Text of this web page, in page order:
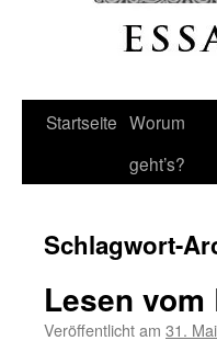
Startseite Worum
geht’s?
Schlagwort-
Lesen vom
Veröffentlicht am 31.